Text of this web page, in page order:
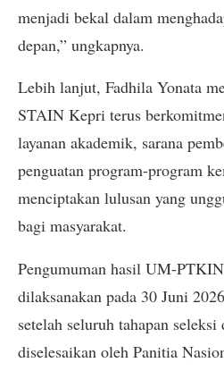
menjadi bekal dalam
depan,” ungkapnya.
Lebih lanjut, Fadhila Yonata
STAIN Kepri terus
layanan akademik, sarana
penguatan program-program
menciptakan lulusan yang
bagi masyarakat.
Pengumuman hasil UM-
dilaksanakan pada 30 Juni
setelah seluruh tahapan
diselesaikan oleh Panitia